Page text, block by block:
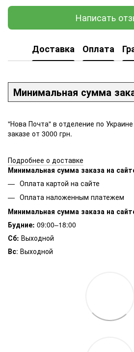
Написать
Доставка Оплата
Минимальная сумма
"Нова Почта" в отделение по
заказе от 3000 грн.
Подробнее о доставке
Минимальная сумма заказа на
Оплата картой на сайте
Оплата наложенным платежем
Минимальная сумма заказа на
Будние: 09:00–18:00
Сб: Выходной
Вс: Выходной